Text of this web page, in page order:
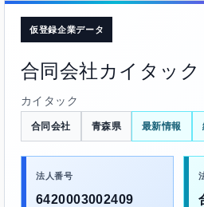
仮登録企業データ
合同会社カイタック
カイタック
合同会社 青森県 最新情報
法人番号
6420003002409